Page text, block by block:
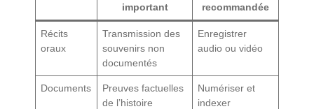
important
recommandée
Récits
oraux
Transmission des
souvenirs non
documentés
Enregistrer
audio ou vidéo
Documents
Preuves factuelles
de l’histoire
Numériser et
indexer